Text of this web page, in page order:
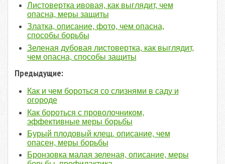
Листовертка ивовая, как выглядит, чем
опасна, меры защиты
Златка, описание, фото, чем опасна,
способы борьбы
Зеленая дубовая листовертка, как выглядит,
чем опасна, способы защиты
Предыдущие:
Как и чем бороться со слизнями в саду и
огороде
Как бороться с проволочником,
эффективные меры борьбы
Бурый плодовый клещ, описание, чем
опасен, меры борьбы
Бронзовка малая зеленая, описание, меры